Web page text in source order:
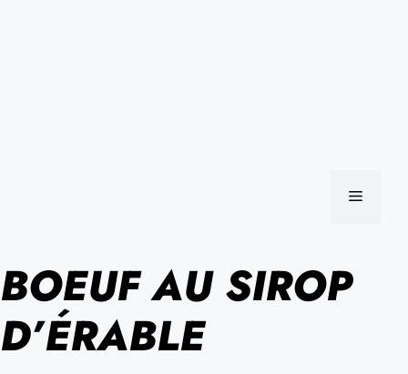
MENU
BOEUF AU SIROP
D’ÉRABLE